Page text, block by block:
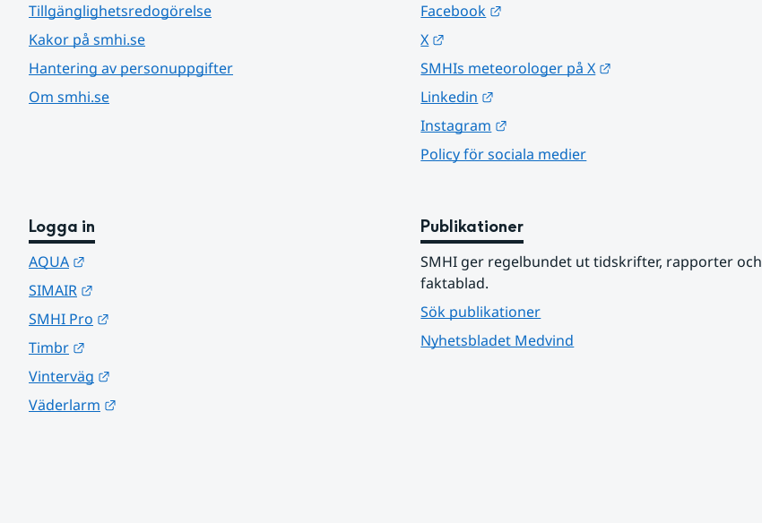
Tillgänglighetsredogörelse
Kakor på smhi.se
Hantering av personuppgifter
Om smhi.se
Facebook
X
SMHIs meteorologer på X
Linkedin
Instagram
Policy för sociala medier
Logga in
AQUA
SIMAIR
SMHI Pro
Timbr
Vinterväg
Väderlarm
Publikationer
SMHI ger regelbundet ut tidskrifter, rapporter och
faktablad.
Sök publikationer
Nyhetsbladet Medvind